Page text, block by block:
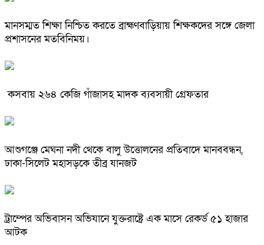
মানসম্মত শিক্ষা নিশ্চিত করতে ব্রাহ্মণবাড়িয়ায় শিক্ষকদের সঙ্গে জেলা
প্রশাসনের মতবিনিময়।
কসবায় ২৬৪ কেজি গাঁজাসহ মাদক ব্যবসায়ী গ্রেফতার
আশুগঞ্জে মেঘনা নদী থেকে বালু উত্তোলনের প্রতিবাদে মানববন্ধন,
ঢাকা-সিলেট মহাসড়কে তীব্র যানজট
ট্রাম্পের অভিবাসন অভিযানে যুক্তরাষ্ট্রে এক মাসে রেকর্ড ৫১ হাজার
আটক